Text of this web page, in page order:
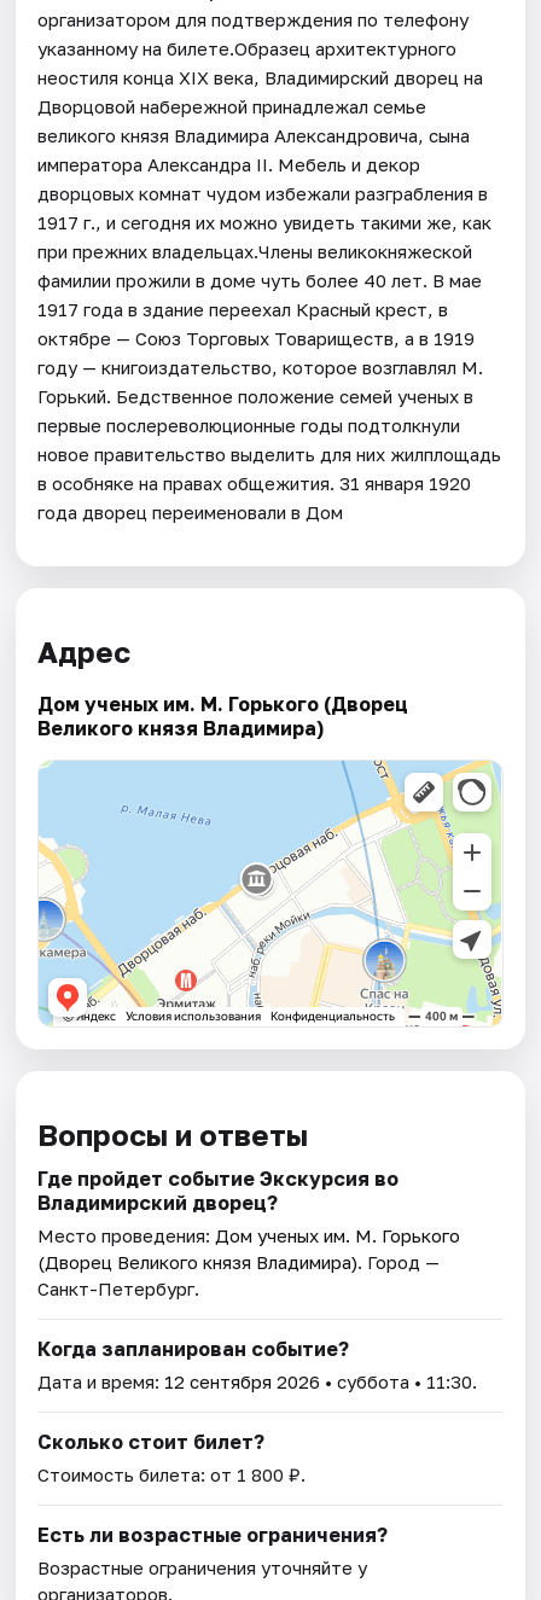
организатором для подтверждения по телефону
указанному на билете.Образец архитектурного
неостиля конца XIX века, Владимирский дворец на
Дворцовой набережной принадлежал семье
великого князя Владимира Александровича, сына
императора Александра II. Мебель и декор
дворцовых комнат чудом избежали разграбления в
1917 г., и сегодня их можно увидеть такими же, как
при прежних владельцах.Члены великокняжеской
фамилии прожили в доме чуть более 40 лет. В мае
1917 года в здание переехал Красный крест, в
октябре — Союз Торговых Товариществ, а в 1919
году — книгоиздательство, которое возглавлял М.
Горький. Бедственное положение семей ученых в
первые послереволюционные годы подтолкнули
новое правительство выделить для них жилплощадь
в особняке на правах общежития. 31 января 1920
года дворец переименовали в Дом
Адрес
Дом ученых им. М. Горького (Дворец
Великого князя Владимира)
Вопросы и ответы
Где пройдет событие Экскурсия во
Владимирский дворец?
Место проведения: Дом ученых им. М. Горького
(Дворец Великого князя Владимира). Город —
Санкт-Петербург.
Когда запланирован событие?
Дата и время: 12 сентября 2026 • суббота • 11:30.
Сколько стоит билет?
Стоимость билета: от 1 800 ₽.
Есть ли возрастные ограничения?
Возрастные ограничения уточняйте у
организаторов.